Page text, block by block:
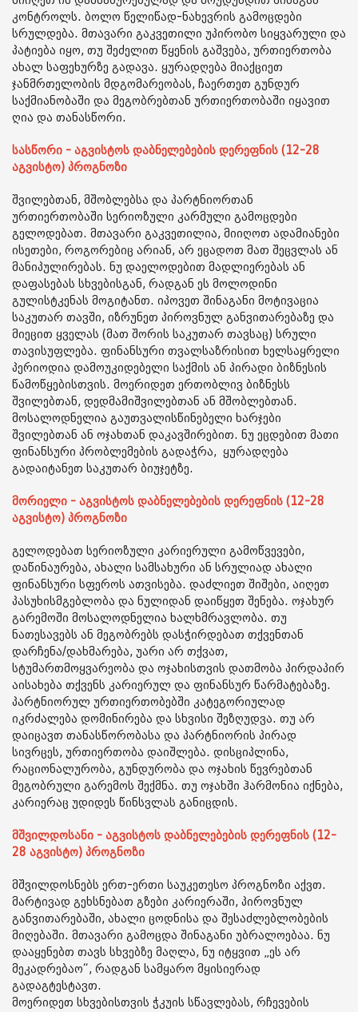
კონტროლს. ბოლო წელიწად-ნახევრის გამოცდები
სრულდება. მთავარი გაკვეთილი უპირობო სიყვარული და
პატიება იყო, თუ შეძელით წყენის გაშვება, ურთიერთობა
ახალ საფეხურზე გადავა. ყურადღება მიაქციეთ
ჯანმრთელობის მდგომარეობას, ჩაერთეთ გუნდურ
საქმიანობაში და მეგობრებთან ურთიერთობაში იყავით
ღია და თანასწორი.
სასწორი - აგვისტოს დაბნელებების დერეფნის (12-28
აგვისტო) პროგნოზი
შვილებთან, მშობლებსა და პარტნიორთან
ურთიერთობაში სერიოზული კარმული გამოცდები
გელოდებათ. მთავარი გაკვეთილია, მიიღოთ ადამიანები
ისეთები, როგორებიც არიან, არ ეცადოთ მათ შეცვლას ან
მანიპულირებას. ნუ დაელოდებით მადლიერებას ან
დაფასებას სხვებისგან, რადგან ეს მოლოდინი
გულისტკენას მოგიტანთ. იპოვეთ შინაგანი მოტივაცია
საკუთარ თავში, იზრუნეთ პიროვნულ განვითარებაზე და
მიეცით ყველას (მათ შორის საკუთარ თავსაც) სრული
თავისუფლება. ფინანსური თვალსაზრისით ხელსაყრელი
პერიოდია დამოუკიდებელი საქმის ან პირადი ბიზნესის
წამოწყებისთვის. მოერიდეთ ერთობლივ ბიზნესს
შვილებთან, დედმამიშვილებთან ან მშობლებთან.
მოსალოდნელია გაუთვალისწინებელი ხარჯები
შვილებთან ან ოჯახთან დაკავშირებით. ნუ ეცდებით მათი
ფინანსური პრობლემების გადაჭრა, ყურადღება
გადაიტანეთ საკუთარ ბიუჯეტზე.
მორიელი - აგვისტოს დაბნელებების დერეფნის (12-28
აგვისტო) პროგნოზი
გელოდებათ სერიოზული კარიერული გამოწვევები,
დაწინაურება, ახალი სამსახური ან სრულიად ახალი
ფინანსური სფეროს ათვისება. დაძლიეთ შიშები, აიღეთ
პასუხისმგებლობა და ნულიდან დაიწყეთ შენება. ოჯახურ
გარემოში მოსალოდნელია ხალხმრავლობა. თუ
ნათესავებს ან მეგობრებს დასჭირდებათ თქვენთან
დარჩენა/დახმარება, უარი არ თქვათ,
სტუმართმოყვარეობა და ოჯახისთვის დათმობა პირდაპირ
აისახება თქვენს კარიერულ და ფინანსურ წარმატებაზე.
პარტნიორულ ურთიერთობებში კატეგორიულად
იკრძალება დომინირება და სხვისი შეზღუდვა. თუ არ
დაიცავთ თანასწორობასა და პარტნიორის პირად
სივრცეს, ურთიერთობა დაიშლება. დისციპლინა,
რაციონალურობა, გუნდურობა და ოჯახის წევრებთან
მეგობრული გარემოს შექმნა. თუ ოჯახში ჰარმონია იქნება,
კარიერაც უდიდეს წინსვლას განიცდის.
მშვილდოსანი - აგვისტოს დაბნელებების დერეფნის (12-
28 აგვისტო) პროგნოზი
მშვილდოსნებს ერთ-ერთი საუკეთესო პროგნოზი აქვთ.
მარტივად გეხსნებათ გზები კარიერაში, პიროვნულ
განვითარებაში, ახალი ცოდნისა და შესაძლებლობების
მიღებაში. მთავარი გამოცდა შინაგანი უბრალოებაა. ნუ
დააყენებთ თავს სხვებზე მაღლა, ნუ იტყვით „ეს არ
მეკადრებაო“, რადგან სამყარო მყისიერად
გადაგტესტავთ.
მოერიდეთ სხვებისთვის ჭკუის სწავლებას, რჩევების